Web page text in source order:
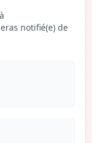
notifié(e) de